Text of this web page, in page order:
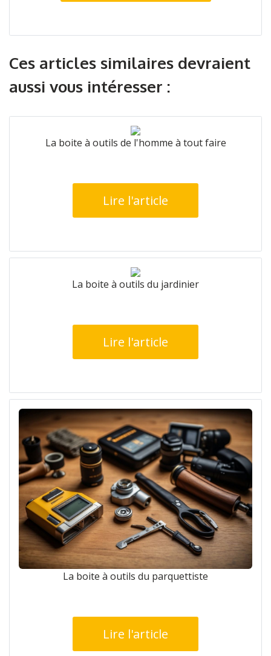
Ces articles similaires devraient
aussi vous intéresser :
La boite à outils de l'homme à tout faire
Lire l'article
La boite à outils du jardinier
Lire l'article
La boite à outils du parquettiste
Lire l'article